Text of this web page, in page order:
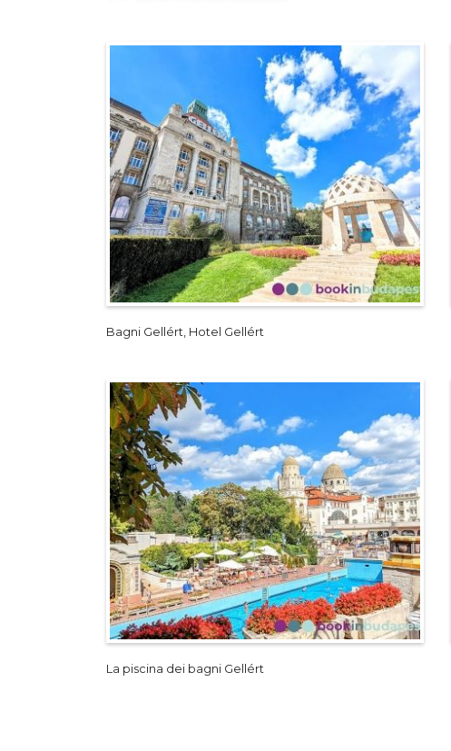
Bagni Gellért, Hotel Gellért
La piscina dei bagni Gellért